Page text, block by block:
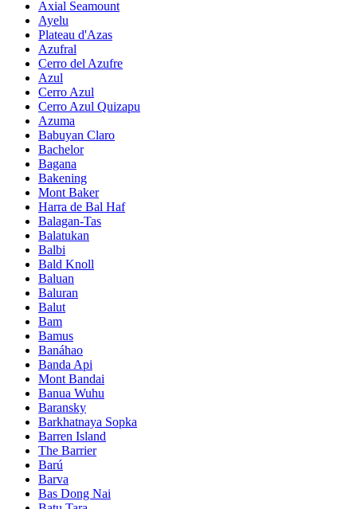
Axial Seamount
Ayelu
Plateau d'Azas
Azufral
Cerro del Azufre
Azul
Cerro Azul
Cerro Azul Quizapu
Azuma
Babuyan Claro
Bachelor
Bagana
Bakening
Mont Baker
Harra de Bal Haf
Balagan-Tas
Balatukan
Balbi
Bald Knoll
Baluan
Baluran
Balut
Bam
Bamus
Banáhao
Banda Api
Mont Bandai
Banua Wuhu
Baransky
Barkhatnaya Sopka
Barren Island
The Barrier
Barú
Barva
Bas Dong Nai